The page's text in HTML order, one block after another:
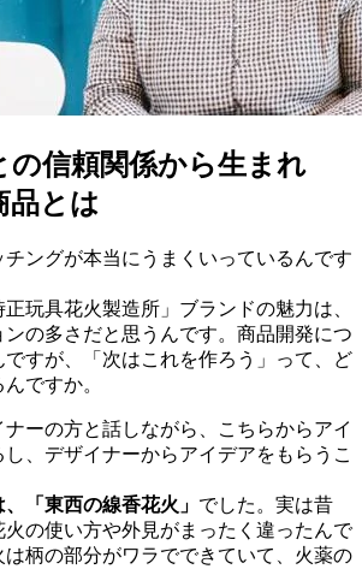
の信頼関係から生まれ
品とは
チングが本当にうまくいっているんです
玩具花火製造所」ブランドの魅力は、
の多さだと思うんです。商品開発につ
すが、「次はこれを作ろう」って、ど
ですか。
ナーの方と話しながら、こちらからアイ
、デザイナーからアイデアをもらうこ
「東西の線香花火」 でした。実は昔
の使い方や外見がまったく違ったんで
柄の部分がワラでできていて、火薬の